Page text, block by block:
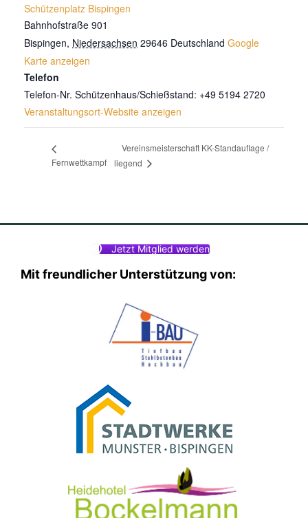
Schützenplatz Bispingen
Bahnhofstraße 901
Bispingen, Niedersachsen 29646 Deutschland Google
Karte anzeigen
Telefon
Telefon-Nr. Schützenhaus/Schießstand: +49 5194 2720
Veranstaltungsort-Website anzeigen
Fernwettkampf
Vereinsmeisterschaft KK-Standauflage /
liegend
Jetzt Mitglied werden
Mit freundlicher Unterstützung von: